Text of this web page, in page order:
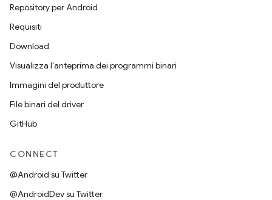
Repository per Android
Requisiti
Download
Visualizza l'anteprima dei programmi binari
Immagini del produttore
File binari del driver
GitHub
CONNECT
@Android su Twitter
@AndroidDev su Twitter